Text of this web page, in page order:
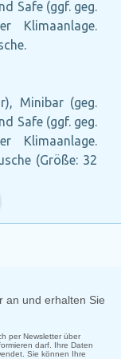
Safe (ggf. geg.
Klimaanlage.
Minibar (geg.
Safe (ggf. geg.
Klimaanlage.
(Größe: 32
an und erhalten Sie
per Newsletter über
darf. Ihre Daten
Sie können Ihre